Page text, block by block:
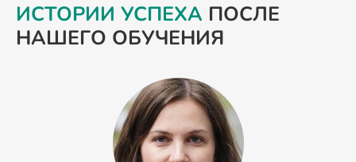
ИСТОРИИ УСПЕХА ПОСЛЕ
НАШЕГО ОБУЧЕНИЯ